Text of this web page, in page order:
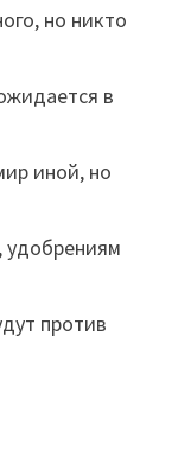
но никто
в
иной, но
удобрениям
против